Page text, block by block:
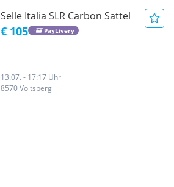
Selle Italia SLR Carbon Sattel
€ 105 PayLivery
13.07. - 17:17 Uhr
8570 Voitsberg